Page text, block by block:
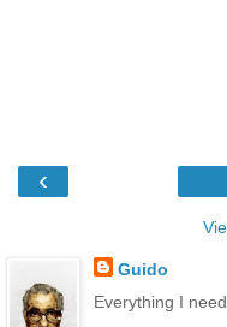
‹
Guido
Everything I